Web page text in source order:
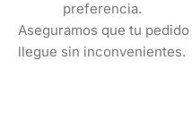
preferencia.
Aseguramos que tu pedido
llegue sin inconvenientes.